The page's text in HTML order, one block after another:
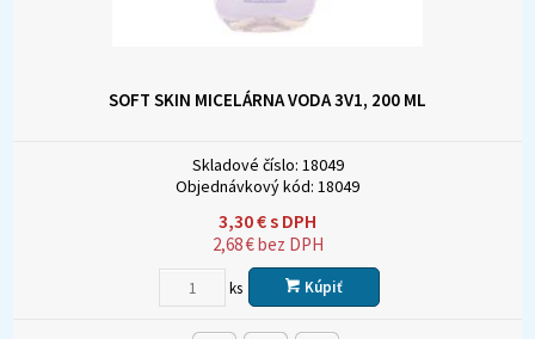
SOFT SKIN MICELÁRNA VODA 3V1, 200 ML
Skladové číslo: 18049
Objednávkový kód: 18049
3,30€s DPH
2,68€bez DPH
ks Kúpiť